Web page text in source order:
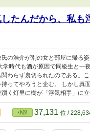
たんだから、私も
の浩介が別の女と部屋に帰る
学時代も酒が原因で同級生と一
わらず裏切られたのである。
ってやろうと企む。 しかし真
く灯里に樹が「浮気相手」に立
小説 37,131 位 /